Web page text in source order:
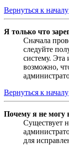
Вернуться к началу
Я только что
Сначала
следуйте
систему. Эта
возможно,
Вернуться к началу
Почему я не могу
Существует
для